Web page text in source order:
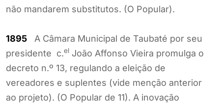
não mandarem substitutos. (O Popular).
1895 A Câmara Municipal de Taubaté por seu
presidente c.el João Affonso Vieira promulga o
decreto n.º 13, regulando a eleição de
vereadores e suplentes (vide menção anterior
ao projeto). (O Popular de 11). A inovação